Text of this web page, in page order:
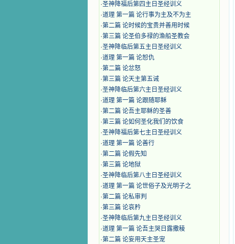
·圣神降福后第四主日圣经训义
·道理 第一篇 论行事为主及不为主
·第二篇 论时候的宝贵并善用时候
·第三篇 论圣伯多禄的渔船圣教会
·圣神降临后第五主日圣经训义
·道理 第一篇 论恕仇
·第二篇 论忿怒
·第三篇 论天主第五诫
·圣神降临后第六主日圣经训义
·道理 第一篇 论跟随耶稣
·第二篇 论吾主耶稣的圣善
·第三篇 论如何圣化我们的饮食
·圣神降福后第七主日圣经训义
·道理 第一篇 论善行
·第二篇 论假先知
·第三篇 论地狱
·圣神降临后第八主日圣经训义
·道理 第一篇 论世俗子及光明子之
·第二篇 论私审判
·第三篇 论哀矜
·圣神降临后第九主日圣经训义
·道理 第一篇 论吾主哭日露撒稜
·第二篇 论妄用天主圣宠